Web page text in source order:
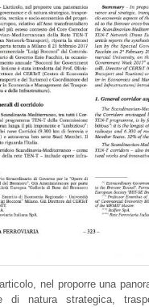
nel proporre una
di natura strategica,